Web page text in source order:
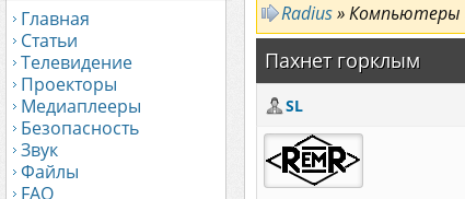
Главная
Статьи
Телевидение
Проекторы
Медиаплееры
Безопасность
Звук
Файлы
FAQ
Radius»
Пахнет горклым
SL